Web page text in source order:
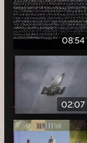
08:54
02:07